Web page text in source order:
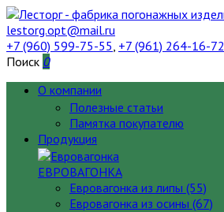
lestorg.opt@mail.ru
+7 (960) 599-75-55, +7 (961) 264-16-72
Поиск 0
О компании
Полезные статьи
Памятка покупателю
Продукция
ЕВРОВАГОНКА
Евровагонка из липы (55)
Евровагонка из осины (67)